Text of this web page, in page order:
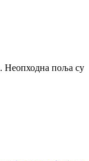
Неопходна поља су